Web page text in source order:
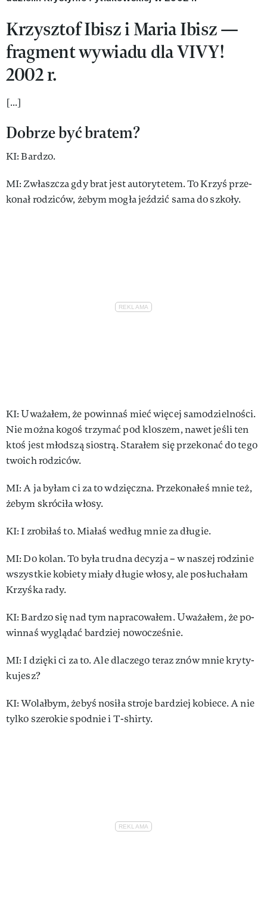
Krzysztof Ibisz i Maria Ibisz —
fragment wywiadu dla VIVY!
2002 r.
[...]
Do­brze być bra­tem?
KI: Bar­dzo.
MI: Zwłasz­cza gdy brat jest au­to­ry­te­tem. To Krzyś prze­
ko­nał ro­dzi­ców, że­bym mo­gła jeździć sa­ma do szko­ły.
KI: Uwa­ża­łem, że po­win­naś mieć wię­cej sa­mo­dziel­no­ści.
Nie moż­na ko­goś trzymać pod klo­szem, na­wet je­śli ten
ktoś jest młod­szą sio­strą. Sta­ra­łem się przekonać do te­go
two­ich ro­dzi­ców.
MI: A ja by­łam ci za to wdzięcz­na. Prze­ko­na­łeś mnie też,
że­bym skró­ci­ła wło­sy.
KI: I zro­bi­łaś to. Mia­łaś we­dług mnie za dłu­gie.
MI: Do ko­lan. To by­ła trud­na de­cy­zja – w na­szej ro­dzi­nie
wszyst­kie ko­bie­ty mia­ły dłu­gie wło­sy, ale po­słu­cha­łam
Krzyś­ka ra­dy.
KI: Bar­dzo się nad tym na­pra­co­wa­łem. Uwa­ża­łem, że po­
win­naś wyglądać bar­dziej no­wo­cze­śnie.
MI: I dzię­ki ci za to. Ale dla­cze­go te­raz znów mnie kry­ty­
ku­jesz?
KI: Wo­lał­bym, że­byś no­si­ła stro­je bar­dziej ko­bie­ce. A nie
tyl­ko sze­ro­kie spodnie i T-shi­rty.